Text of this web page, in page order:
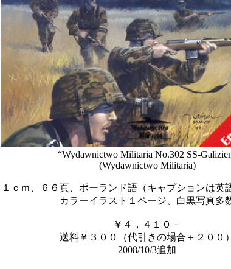
“Wydawnictwo Militaria No.302 SS-
(Wydawnictwo Militaria)
ｃｍ、６６頁、ポーランド語（キャプションは英
カラーイラスト１ページ、白黒写真多
￥４，４１０－
送料￥３００（代引きの場合＋２００）
2008/10/3追加